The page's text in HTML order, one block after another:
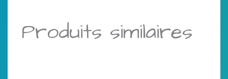
Produits similaires